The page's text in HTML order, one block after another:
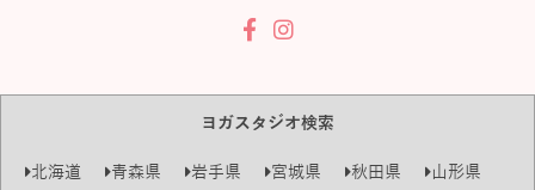
ヨガスタジオ検索
北海道 青森県 岩手県 宮城県 秋田県
山形県